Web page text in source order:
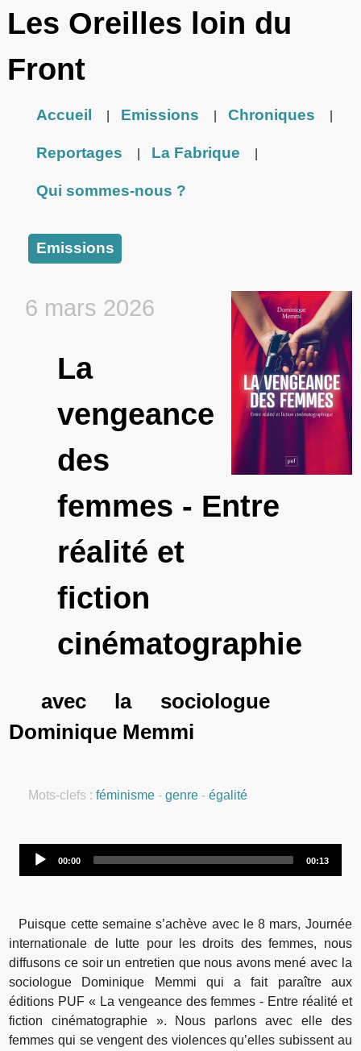
Les Oreilles loin du
Front
Accueil Emissions Chroniques
Reportages La Fabrique
Qui sommes-nous ?
Emissions
6 mars 2026
La
vengeance
des
femmes - Entre
réalité et
fiction
cinématographie
avec la sociologue
Dominique Memmi
Mots-clefs :féminisme -genre -égalité
00:00 00:13
Puisque cette semaine s’achève avec le 8 mars, Journée
internationale de lutte pour les droits des femmes, nous
diffusons ce soir un entretien que nous avons mené avec la
sociologue Dominique Memmi qui a fait paraître aux
éditions PUF « La vengeance des femmes - Entre réalité et
fiction cinématographie ». Nous parlons avec elle des
femmes qui se vengent des violences qu’elles subissent au